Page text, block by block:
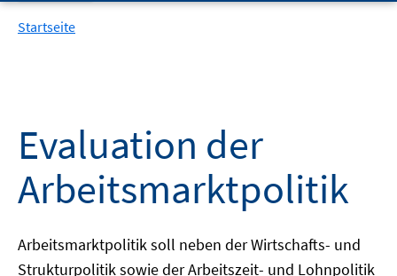
Startseite
Evaluation der
Arbeitsmarktpolitik
Arbeitsmarktpolitik soll neben der Wirtschafts- und
Strukturpolitik sowie der Arbeitszeit- und Lohnpolitik